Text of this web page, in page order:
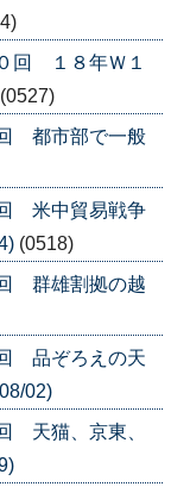
回 １８年Ｗ１
(0527)
回 都市部で一般
回 米中貿易戦争
(0518)
回 群雄割拠の越
回 品ぞろえの天
02)
天猫、京東、